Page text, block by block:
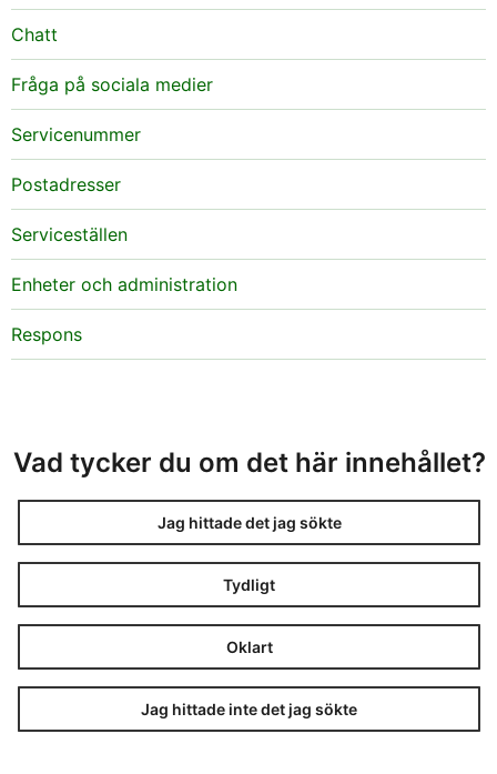
Chatt
Fråga på sociala medier
Servicenummer
Postadresser
Serviceställen
Enheter och administration
Respons
Vad tycker du om det här innehållet?
Jag hittade det jag sökte
Tydligt
Oklart
Jag hittade inte det jag sökte